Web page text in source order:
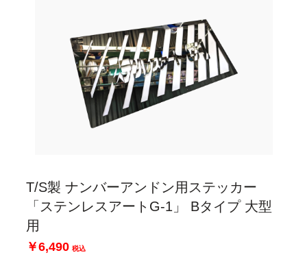
T/S製 ナンバーアンドン用ステッカー
「ステンレスアートG-1」 Bタイプ 大型
用
￥6,490 税込